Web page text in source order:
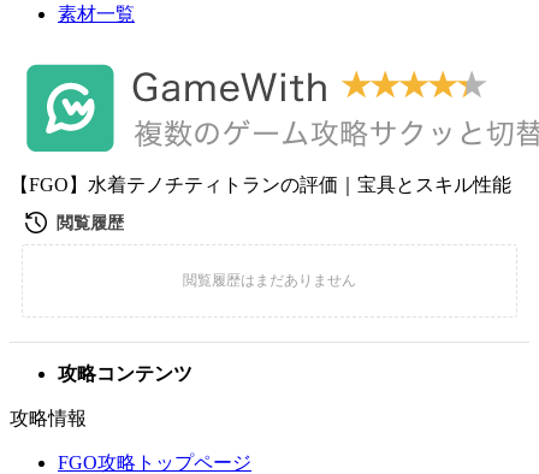
素材一覧
【FGO】水着テノチティトランの評価｜宝具とスキル性能
攻略コンテンツ
攻略情報
FGO攻略トップページ